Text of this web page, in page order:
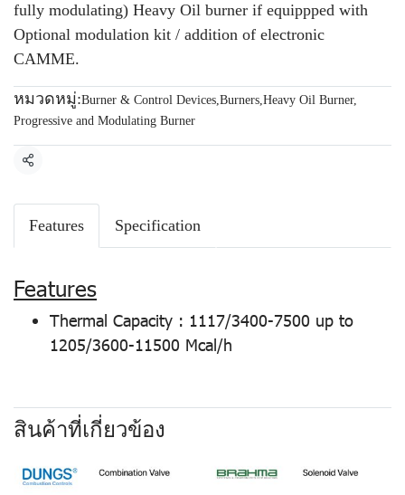
fully modulating) Heavy Oil burner if equippped with
Optional modulation kit / addition of electronic
CAMME.
หมวดหมู่:Burner & Control Devices,Burners,Heavy Oil Burner,
Progressive and Modulating Burner
แชร์
Features Specification
Features
Thermal Capacity : 1117/3400-7500 up to
1205/3600-11500 Mcal/h
สินค้าที่เกี่ยวข้อง